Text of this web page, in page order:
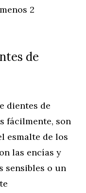
2
de
dientes de
fácilmente, son
esmalte de los
las encías y
sensibles o un